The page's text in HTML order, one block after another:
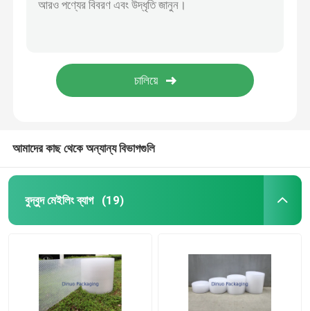
আমাদের কাছ থেকে অন্যান্য বিভাগগুলি
বুদ্বুদ মেইলিং ব্যাগ (19)